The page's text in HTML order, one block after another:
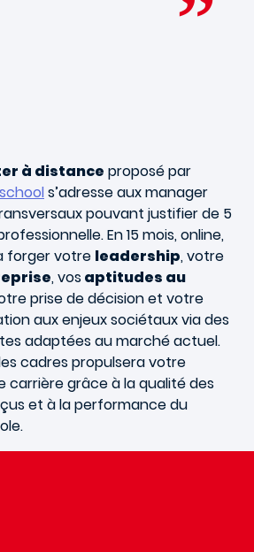
à distance proposé par
s’adresse aux manager
pouvant justifier de 5
En 15 mois, online,
forger votre leadership, votre
, vosaptitudes au
prise de décision et votre
aux enjeux sociétaux via des
adaptées au marché actuel.
cadres propulsera votre
carrière grâce à la qualité des
et à la performance du